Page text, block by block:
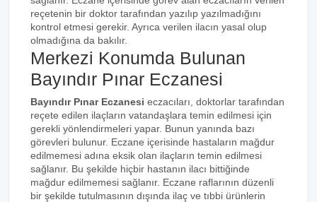
reçetenin bir doktor tarafından yazılıp yazılmadığını
kontrol etmesi gerekir. Ayrıca verilen ilacın yasal olup
olmadığına da bakılır.
Merkezi Konumda Bulunan
Bayındır Pınar Eczanesi
Bayındır Pınar Eczanesi eczacıları, doktorlar tarafından
reçete edilen ilaçların vatandaşlara temin edilmesi için
gerekli yönlendirmeleri yapar. Bunun yanında bazı
görevleri bulunur. Eczane içerisinde hastaların mağdur
edilmemesi adına eksik olan ilaçların temin edilmesi
sağlanır. Bu şekilde hiçbir hastanın ilacı bittiğinde
mağdur edilmemesi sağlanır. Eczane raflarının düzenli
bir şekilde tutulmasının dışında ilaç ve tıbbi ürünlerin